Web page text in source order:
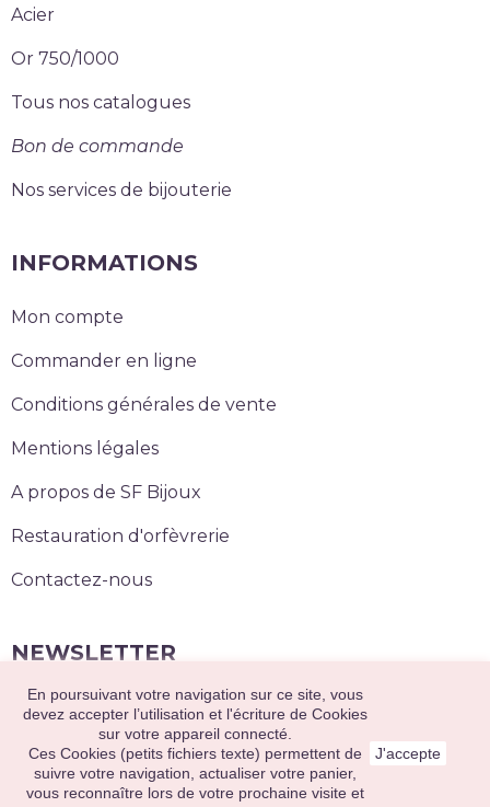
En poursuivant votre navigation sur ce site, vous
devez accepter l’utilisation et l'écriture de Cookies
sur votre appareil connecté.
Ces Cookies (petits fichiers texte) permettent de
suivre votre navigation, actualiser votre panier,
vous reconnaître lors de votre prochaine visite et
J'accepte
Acier
Or 750/1000
Tous nos catalogues
Bon de commande
Nos services de bijouterie
INFORMATIONS
Mon compte
Commander en ligne
Conditions générales de vente
Mentions légales
A propos de SF Bijoux
Restauration d'orfèvrerie
Contactez-nous
NEWSLETTER
S’abonner
2020 © Sainte Foy Bijoux. Tous droits réservés.